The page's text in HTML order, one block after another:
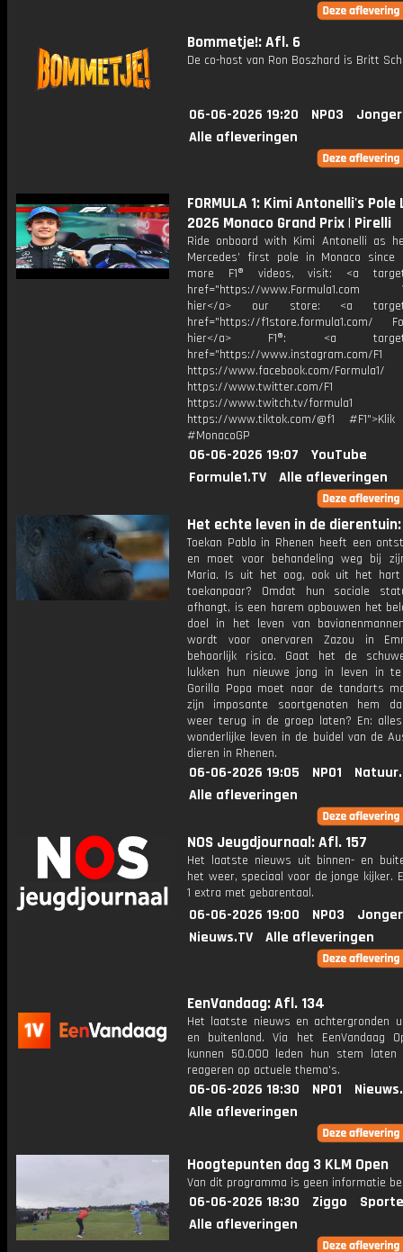
Bommetje!: Afl. 6
De co-host van Ron Boszhard is Britt
06-06-2026 19:20 NPO3
Alle afleveringen
FORMULA 1: Kimi Antonelli's Pole
2026 Monaco Grand Prix | Pirelli
Ride onboard with Kimi Antonelli as
Mercedes’ first pole in Monaco since
more F1® videos, visit: <a
href="https://www.Formula1.com
hier</a> our store: <a
href="https://f1store.formula1.com/
hier</a> F1®: <a
href="https://www.instagram.com/F1
https://www.facebook.com/Formula1/
https://www.twitter.com/F1
https://www.twitch.tv/formula1
https://www.tiktok.com/@f1
#MonacoGP
06-06-2026 19:07
YouTube
Formule1.TV
Alle afleveringen
Het echte leven in de
Toekan Pablo in Rhenen heeft een
en moet voor behandeling weg bij
Maria. Is uit het oog, ook uit het
toekanpaar? Omdat hun sociale
afhangt, is een harem opbouwen het
doel in het leven van
wordt voor onervaren Zazou in
behoorlijk risico. Gaat het de
lukken hun nieuwe jong in leven in te
Gorilla Popa moet naar de tandarts
zijn imposante soortgenoten hem
weer terug in de groep laten? En:
wonderlijke leven in de buidel van de
dieren in Rhenen.
06-06-2026 19:05 NPO1
Alle afleveringen
NOS Jeugdjournaal: Afl. 157
Het laatste nieuws uit binnen- en
het weer, speciaal voor de jonge kijker.
1 extra met gebarentaal.
06-06-2026 19:00 NPO3
Nieuws.TV
Alle afleveringen
EenVandaag: Afl. 134
Het laatste nieuws en achtergronden
en buitenland. Via het EenVandaag
kunnen 50.000 leden hun stem laten
reageren op actuele thema's.
06-06-2026 18:30 NPO1
Alle afleveringen
Hoogtepunten dag 3 KLM Open
Van dit programma is geen informatie
06-06-2026 18:30 Ziggo
Alle afleveringen